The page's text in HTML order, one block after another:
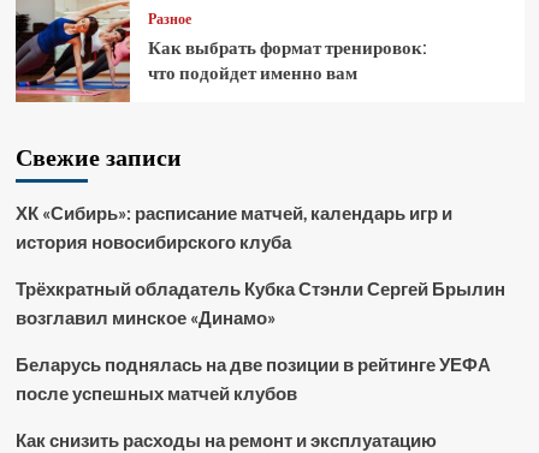
Разное
Как выбрать формат тренировок:
что подойдет именно вам
Свежие записи
ХК «Сибирь»: расписание матчей, календарь игр и
история новосибирского клуба
Трёхкратный обладатель Кубка Стэнли Сергей Брылин
возглавил минское «Динамо»
Беларусь поднялась на две позиции в рейтинге УЕФА
после успешных матчей клубов
Как снизить расходы на ремонт и эксплуатацию